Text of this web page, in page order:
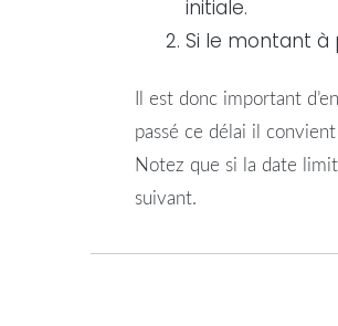
initiale.
Si le montant
Il est donc important
passé ce délai il
Notez que si la date
suivant.